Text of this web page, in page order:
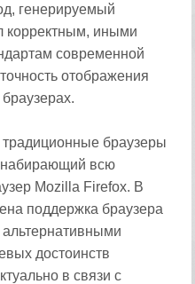
генерируемый
корректным, иными
современной
отображения
браузеры
набирающий всю
Mozilla Firefox. В
поддержка браузера
достоинств
в связи с